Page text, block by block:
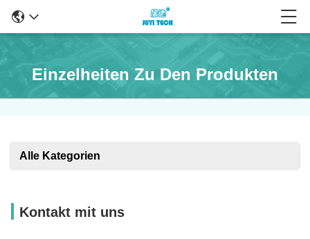
Einzelheiten Zu Den Produkten
Alle Kategorien
Kontakt mit uns